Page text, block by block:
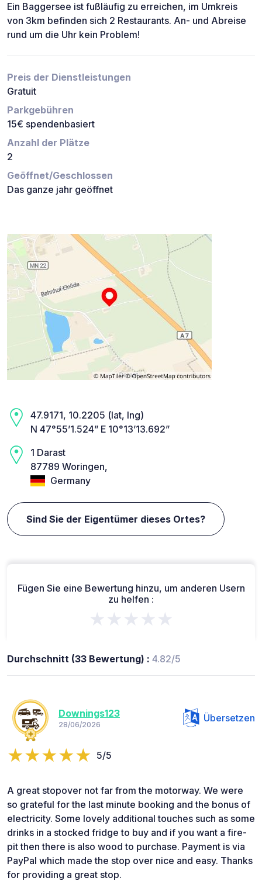
Ein Baggersee ist fußläufig zu erreichen, im Umkreis
von 3km befinden sich 2 Restaurants. An- und Abreise
rund um die Uhr kein Problem!
Preis der Dienstleistungen
Gratuit
Parkgebühren
15€ spendenbasiert
Anzahl der Plätze
2
Geöffnet/Geschlossen
Das ganze jahr geöffnet
47.9171, 10.2205 (lat, lng)
N 47°55’1.524” E 10°13’13.692”
1 Darast
87789 Woringen,
Germany
Sind Sie der Eigentümer dieses Ortes?
Fügen Sie eine Bewertung hinzu, um anderen Usern
zu helfen :
★★★★★
Durchschnitt (33 Bewertung) : 4.82/5
Downings123
28/06/2026
Übersetzen
5/5
A great stopover not far from the motorway. We were
so grateful for the last minute booking and the bonus of
electricity. Some lovely additional touches such as some
drinks in a stocked fridge to buy and if you want a fire-
pit then there is also wood to purchase. Payment is via
PayPal which made the stop over nice and easy. Thanks
for providing a great stop.